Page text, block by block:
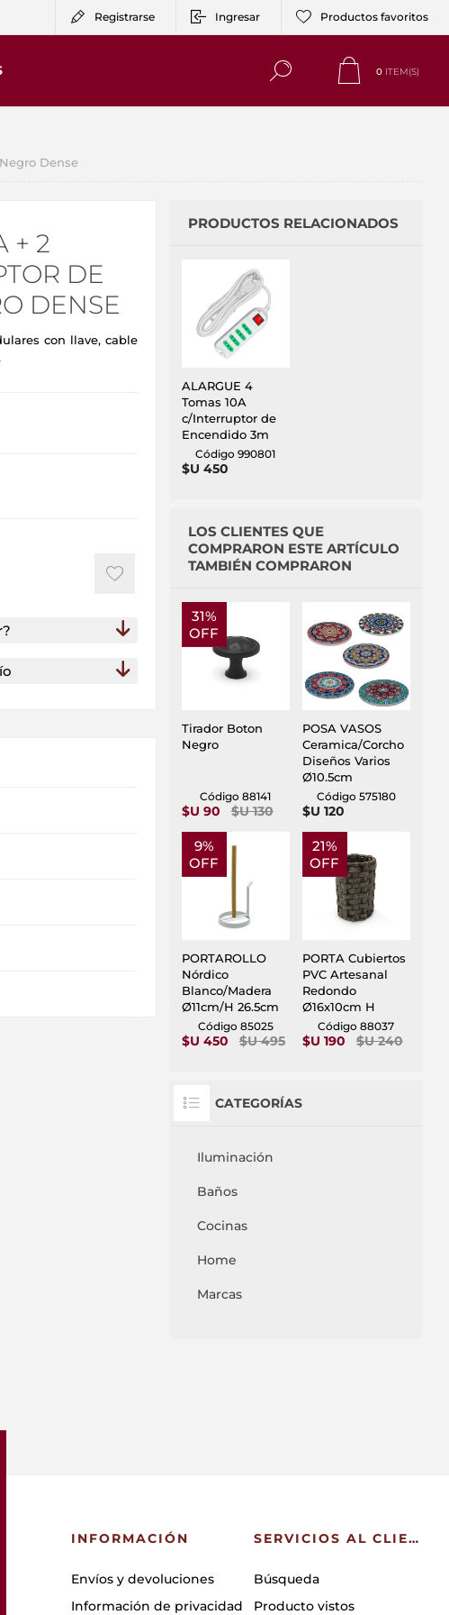
Registrarse Ingresar Productos favoritos
0 ITEM(S)
Dense
+ 2
DE
DENSE
con llave, cable
PRODUCTOS RELACIONADOS
ALARGUE 4
Tomas 10A
c/Interruptor de
Encendido 3m
Código 990801
$U 450
LOS CLIENTES QUE
COMPRARON ESTE ARTÍCULO
TAMBIÉN COMPRARON
31%
OFF
Tirador Boton
Negro
Código 88141
$U 90 $U 130
POSA VASOS
Ceramica/Corcho
Diseños Varios
Ø10.5cm
Código 575180
$U 120
9%
OFF
PORTAROLLO
Nórdico
Blanco/Madera
Ø11cm/H 26.5cm
Código 85025
$U 450 $U 495
21%
OFF
PORTA Cubiertos
PVC Artesanal
Redondo
Ø16x10cm H
Código 88037
$U 190 $U 240
CATEGORÍAS
Iluminación
Baños
Cocinas
Home
Marcas
INFORMACIÓN
Envíos y devoluciones
Información de privacidad
SERVICIOS AL CLIENTE
Búsqueda
Producto vistos